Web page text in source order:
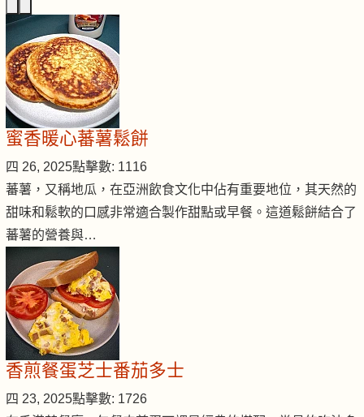
蜜香暖心蕃薯鬆餅
四 26, 2025點擊數: 1116
蕃薯，又稱地瓜，在亞洲飲食文化中佔有重要地位，其天然的
甜味和鬆軟的口感非常適合製作甜點或早餐。這道鬆餅結合了
蕃薯的營養與…
香煎餐蛋芝士番茄多士
四 23, 2025點擊數: 1726